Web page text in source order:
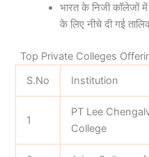
भारत के निजी कॉलेजों में
के लिए नीचे दी गई
Top Private Colleges
S.No
Institution
1
PT Lee
College